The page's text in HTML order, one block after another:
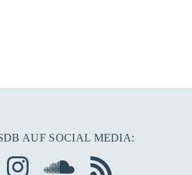
AUF SOCIAL MEDIA: